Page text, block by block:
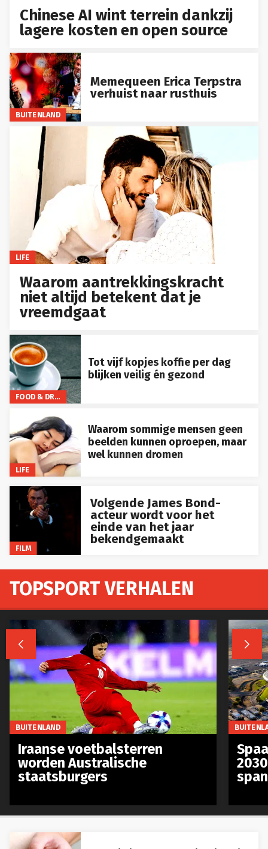
Chinese AI wint terrein dankzij
lagere kosten en open source
BUITENLAND
Memequeen Erica Terpstra
verhuist naar rusthuis
LIFE
Waarom aantrekkingskracht
niet altijd betekent dat je
vreemdgaat
FOOD & DRINKS
Tot vijf kopjes koffie per dag
blijken veilig én gezond
LIFE
Waarom sommige mensen geen
beelden kunnen oproepen, maar
wel kunnen dromen
FILM
Volgende James Bond-
acteur wordt voor het
einde van het jaar
bekendgemaakt
TOPSPORT VERHALEN
 
BUITENLAND
Iraanse voetbalsterren
worden Australische
staatsburgers